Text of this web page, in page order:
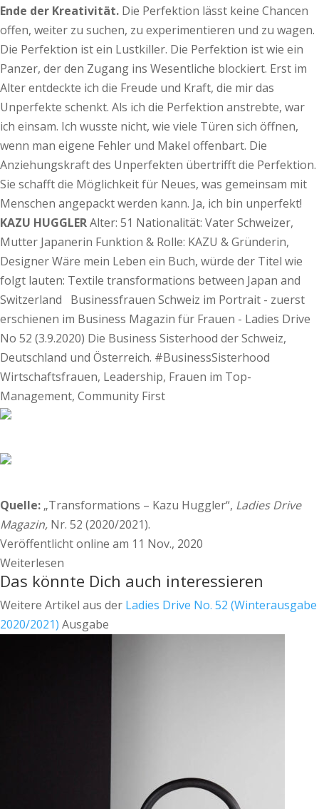
Ende der Kreativität. Die Perfektion lässt keine Chancen
offen, weiter zu suchen, zu experimentieren und zu wagen.
Die Perfektion ist ein Lustkiller. Die Perfektion ist wie ein
Panzer, der den Zugang ins Wesentliche blockiert. Erst im
Alter entdeckte ich die Freude und Kraft, die mir das
Unperfekte schenkt. Als ich die Perfektion anstrebte, war
ich einsam. Ich wusste nicht, wie viele Türen sich öffnen,
wenn man eigene Fehler und Makel offenbart. Die
Anziehungskraft des Unperfekten übertrifft die Perfektion.
Sie schafft die Möglichkeit für Neues, was gemeinsam mit
Menschen angepackt werden kann. Ja, ich bin unperfekt!
KAZU HUGGLERAlter: 51 Nationalität: Vater Schweizer,
Mutter Japanerin Funktion & Rolle: KAZU & Gründerin,
Designer Wäre mein Leben ein Buch, würde der Titel wie
folgt lauten: Textile transformations between Japan and
Switzerland Businessfrauen Schweiz im Portrait - zuerst
erschienen im Business Magazin für Frauen - Ladies Drive
No 52 (3.9.2020) Die Business Sisterhood der Schweiz,
Deutschland und Österreich. #BusinessSisterhood
Wirtschaftsfrauen, Leadership, Frauen im Top-
Management, Community First
Quelle: „Transformations – Kazu Huggler“, Ladies Drive
Magazin, Nr. 52 (2020/2021).
Veröffentlicht online am 11 Nov., 2020
Weiterlesen
Das könnte Dich auch interessieren
Weitere Artikel aus der Ladies Drive No. 52 (Winterausgabe
2020/2021) Ausgabe